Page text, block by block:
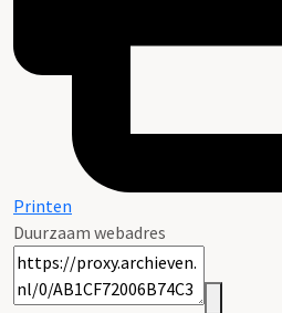
Printen
Duurzaam webadres